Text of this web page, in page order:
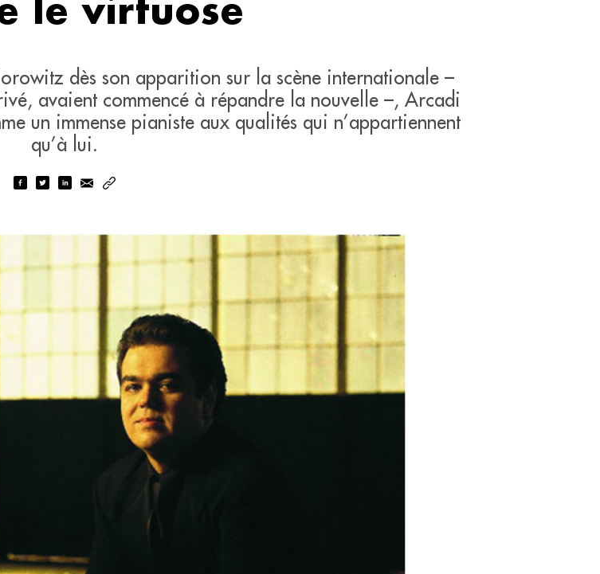
le virtuose
dès son apparition sur la scène internationale –
avaient commencé à répandre la nouvelle –, Arcadi
un immense pianiste aux qualités qui n’appartiennent
qu’à lui.